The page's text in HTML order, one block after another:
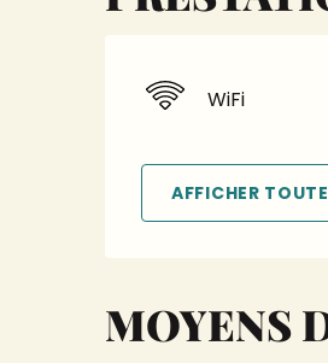
WiFi
AFFICHER
MOYENS